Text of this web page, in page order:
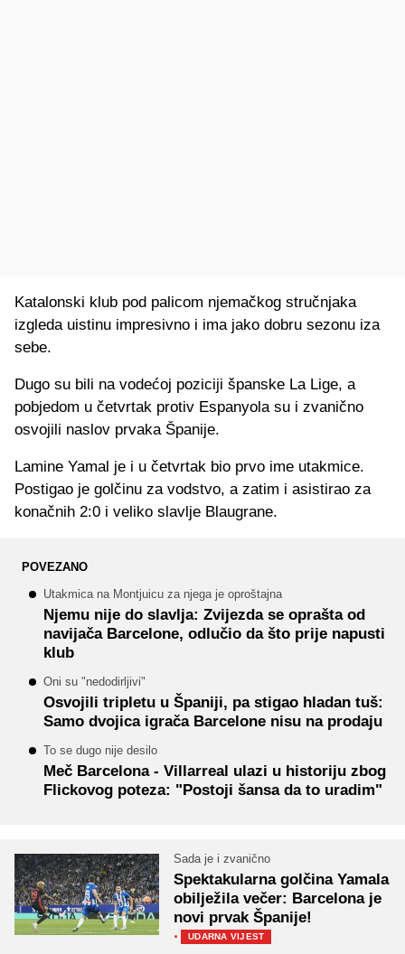
Katalonski klub pod palicom njemačkog stručnjaka
izgleda uistinu impresivno i ima jako dobru sezonu iza
sebe.
Dugo su bili na vodećoj poziciji španske La Lige, a
pobjedom u četvrtak protiv Espanyola su i zvanično
osvojili naslov prvaka Španije.
Lamine Yamal je i u četvrtak bio prvo ime utakmice.
Postigao je golčinu za vodstvo, a zatim i asistirao za
konačnih 2:0 i veliko slavlje Blaugrane.
POVEZANO
Utakmica na Montjuicu za njega je oproštajna
Njemu nije do slavlja: Zvijezda se oprašta od
navijača Barcelone, odlučio da što prije napusti
klub
Oni su "nedodirljivi"
Osvojili tripletu u Španiji, pa stigao hladan tuš:
Samo dvojica igrača Barcelone nisu na prodaju
To se dugo nije desilo
Meč Barcelona - Villarreal ulazi u historiju zbog
Flickovog poteza: "Postoji šansa da to uradim"
Sada je i zvanično
Spektakularna golčina Yamala
obilježila večer: Barcelona je
novi prvak Španije!
· UDARNA VIJEST